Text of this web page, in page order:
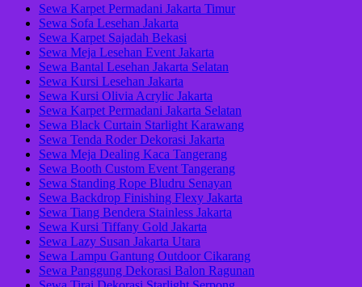
Sewa Karpet Permadani Jakarta Timur
Sewa Sofa Lesehan Jakarta
Sewa Karpet Sajadah Bekasi
Sewa Meja Lesehan Event Jakarta
Sewa Bantal Lesehan Jakarta Selatan
Sewa Kursi Lesehan Jakarta
Sewa Kursi Olivia Acrylic Jakarta
Sewa Karpet Permadani Jakarta Selatan
Sewa Black Curtain Starlight Karawang
Sewa Tenda Roder Dekorasi Jakarta
Sewa Meja Dealing Kaca Tangerang
Sewa Booth Custom Event Tangerang
Sewa Standing Rope Bludru Senayan
Sewa Backdrop Finishing Flexy Jakarta
Sewa Tiang Bendera Stainless Jakarta
Sewa Kursi Tiffany Gold Jakarta
Sewa Lazy Susan Jakarta Utara
Sewa Lampu Gantung Outdoor Cikarang
Sewa Panggung Dekorasi Balon Ragunan